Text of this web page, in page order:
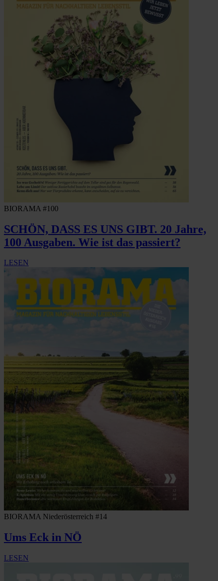
BIORAMA #100
SCHÖN, DASS ES UNS GIBT. 20 Jahre,
100 Ausgaben. Wie ist das passiert?
LESEN
BIORAMA Niederösterreich #14
Ums Eck in NÖ
LESEN